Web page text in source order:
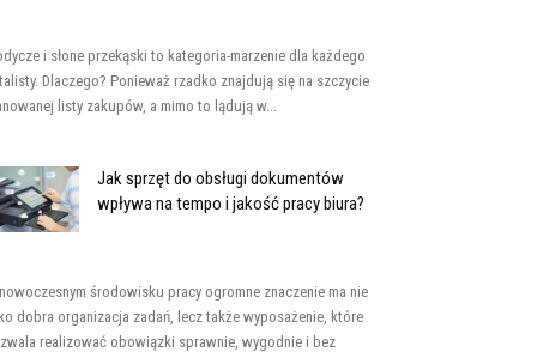
i słone przekąski to kategoria-marzenie dla każdego
Dlaczego? Ponieważ rzadko znajdują się na szczycie
listy zakupów, a mimo to lądują w...
Jak sprzęt do obsługi dokumentów
wpływa na tempo i jakość pracy biura?
środowisku pracy ogromne znaczenie ma nie
dobra organizacja zadań, lecz także wyposażenie, które
realizować obowiązki sprawnie, wygodnie i bez